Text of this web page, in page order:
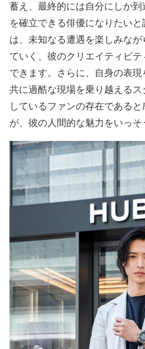
蓄え、最終的には自分にしか
を確立できる俳優になりたい
は、未知なる遭遇を楽しみな
ていく、彼のクリエイティビ
できます。さらに、自身の表現
共に過酷な現場を乗り越える
しているファンの存在である
が、彼の人間的な魅力をいっそ